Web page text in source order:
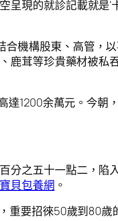
現的就診記載就是‘
機構股東、高管，
鹿茸等珍貴藥材被私
達1200余萬元。今朝
分之五十一點二，陷
貝包養網 。
重要招徠50歲到80歲